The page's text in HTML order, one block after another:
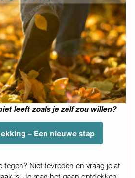
Jouw eerste stap begint
►Emotioneel Lichaamswerk –
Welke invloed hebben ingesleten
emotioneel- en lichamelijk